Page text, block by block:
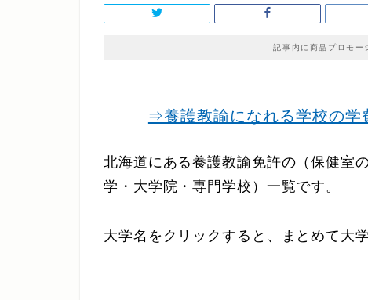
記事内に商品プロモー
⇒養護教諭になれる学校の学
北海道にある養護教諭免許の（保健室
学・大学院・専門学校）一覧です。
大学名をクリックすると、まとめて大